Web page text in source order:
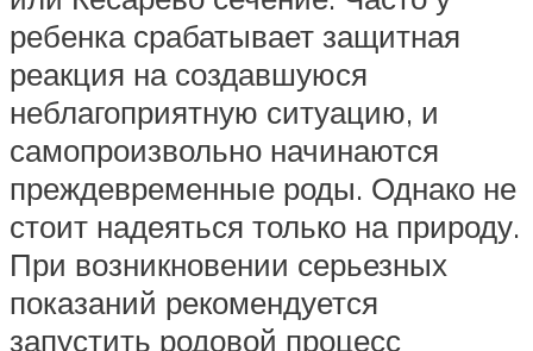
ребенка срабатывает защитная
реакция на создавшуюся
неблагоприятную ситуацию, и
самопроизвольно начинаются
преждевременные роды. Однако не
стоит надеяться только на природу.
При возникновении серьезных
показаний рекомендуется
запустить родовой процесс